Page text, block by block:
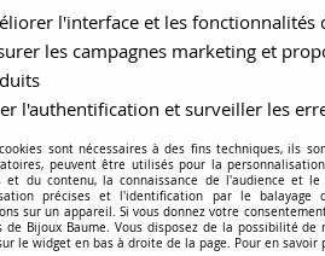
toi et moi perles fines
RÉF. :
l'interface et les fonctionnalités
les campagnes marketing et
l'authentification et surveiller les
sont nécessaires à des fins techniques, ils
peuvent être utilisés pour la
et du contenu, la connaissance de l'audience et
précises et l'identification par le balayage
sur un appareil. Si vous donnez votre
de Bijoux Baume. Vous disposez de la possibilité
le widget en bas à droite de la page. Pour en